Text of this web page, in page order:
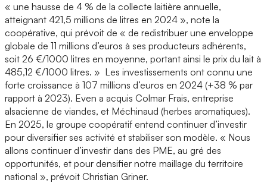
« une hausse de 4 % de la collecte laitière annuelle,
atteignant 421,5 millions de litres en 2024 », note la
coopérative, qui prévoit de « de redistribuer une enveloppe
globale de 11 millions d’euros à ses producteurs adhérents,
soit 26 €/1000 litres en moyenne, portant ainsi le prix du lait à
485,12 €/1000 litres. » Les investissements ont connu une
forte croissance à 107 millions d’euros en 2024 (+38 % par
rapport à 2023). Even a acquis Colmar Frais, entreprise
alsacienne de viandes, et Méchinaud (herbes aromatiques).
En 2025, le groupe coopératif entend continuer d’investir
pour diversifier ses activité et stabiliser son modèle. « Nous
allons continuer d’investir dans des PME, au gré des
opportunités, et pour densifier notre maillage du territoire
national », prévoit Christian Griner.